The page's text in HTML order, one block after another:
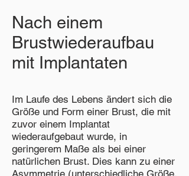
Nach einem
Brustwiederaufbau
mit Implantaten
Im Laufe des Lebens ändert sich die
Größe und Form einer Brust, die mit
zuvor einem Implantat
wiederaufgebaut wurde, in
geringerem Maße als bei einer
natürlichen Brust. Dies kann zu einer
Asymmetrie (unterschiedliche Größe,